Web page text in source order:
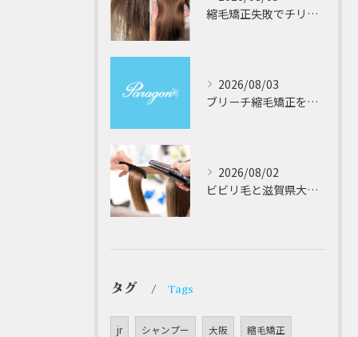
縮毛矯正失敗でチリチリジリジリの髪をビビり直し専門が丁寧に修復する方法解説
2026/08/03
ブリーチ縮毛矯正を安全に受けるための大阪府対応サロン選びと髪質改善のポイント
2026/08/02
ビビリ毛と滋賀県大津市での他店縮毛矯正失敗をパラゴンヘアーが修復する徹底ガイド
タグ Tags
jr シャンプー 大阪 縮毛矯正